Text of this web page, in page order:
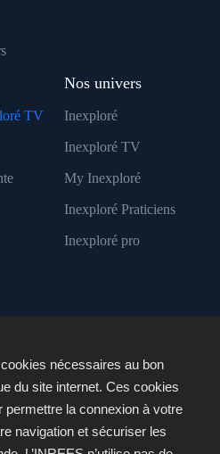
TV
Nos univers
Inexploré
Inexploré TV
My Inexploré
Inexploré Praticiens
Inexploré pro
nécessaires au bon
du site internet. Ces cookies
permettre la connexion à votre
navigation et sécuriser les